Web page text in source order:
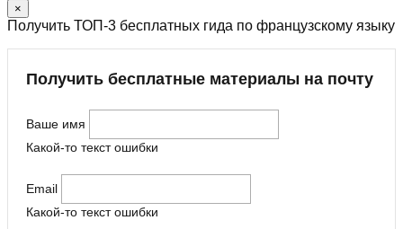
×
Получить ТОП-3 бесплатных гида по французскому языку
Получить бесплатные материалы на почту
Ваше имя
Какой-то текст ошибки
Email
Какой-то текст ошибки